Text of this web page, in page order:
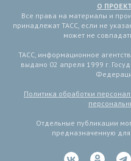
О
Все права на материалы и
принадлежат ТАСС, если не
может не
ТАСС, информационное
выдано 02 апреля 1999 г.
Политика обработки
Отдельные публикации
предназначенную